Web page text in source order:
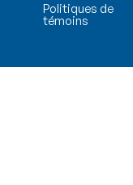
Politiques de
témoins